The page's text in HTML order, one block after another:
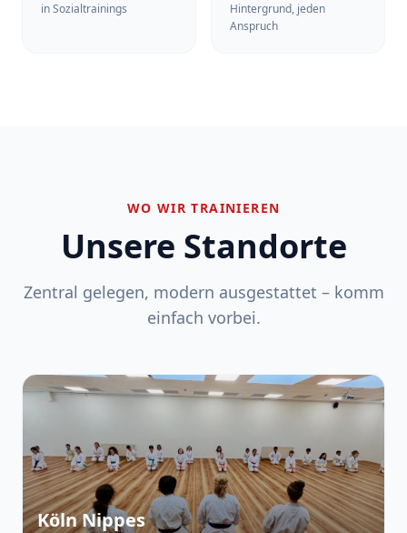
in Sozialtrainings
Hintergrund, jeden
Anspruch
WO WIR TRAINIEREN
Unsere Standorte
Zentral gelegen, modern ausgestattet – komm
einfach vorbei.
Köln Nippes